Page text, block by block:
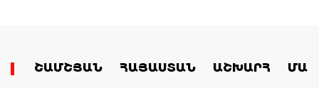
ՇԱՄՇՅԱՆ ՀԱՅԱՍՏԱՆ ԱՇԽԱՐՀ